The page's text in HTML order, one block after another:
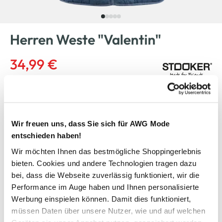
Wir freuen uns, dass Sie sich für AWG Mode
entschieden haben!
Wir möchten Ihnen das bestmögliche Shoppingerlebnis
bieten. Cookies und andere Technologien tragen dazu
bei, dass die Webseite zuverlässig funktioniert, wir die
Performance im Auge haben und Ihnen personalisierte
Werbung einspielen können. Damit dies funktioniert,
müssen Daten über unsere Nutzer, wie und auf welchen
Herren Weste "Valentin"
34,99 €
Größe:
M L XL XXL XXXL
Anzahl:
Bitte wählen Sie eine Größe aus